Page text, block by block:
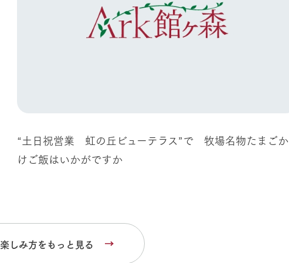
“土日祝営業 虹の丘ビューテラス”で 牧場名物たまごか
けご飯はいかがですか
楽しみ方をもっと見る